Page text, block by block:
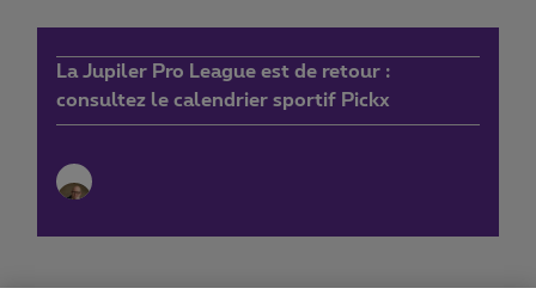
La Jupiler Pro League est de retour :
consultez le calendrier sportif Pickx